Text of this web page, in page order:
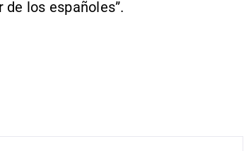
los españoles”.